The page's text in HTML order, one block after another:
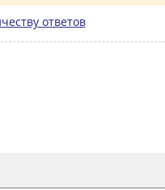
ответов